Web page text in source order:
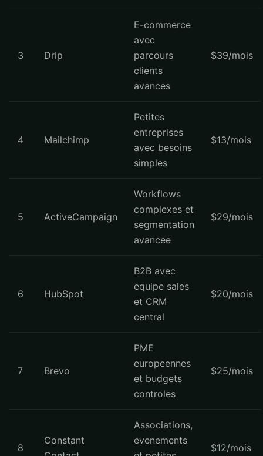
3 Drip
E-commerce
avec
parcours
clients
avances
$39/mois
4 Mailchimp
Petites
entreprises
avec besoins
simples
$13/mois
5 ActiveCampaign
Workflows
complexes et
segmentation
avancee
$29/mois
6 HubSpot
B2B avec
equipe sales
et CRM
central
$20/mois
7 Brevo
PME
europeennes
et budgets
controles
$25/mois
8
Constant
Associations,
evenements
$12/mois